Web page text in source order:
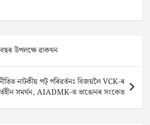
উপলক্ষে ৱাকথন
নাটকীয় পট্ পৰিৱৰ্তনঃ বিজয়লৈ VCK-ৰ
সমৰ্থন, AIADMK-ত ভাঙোনৰ সংকেত